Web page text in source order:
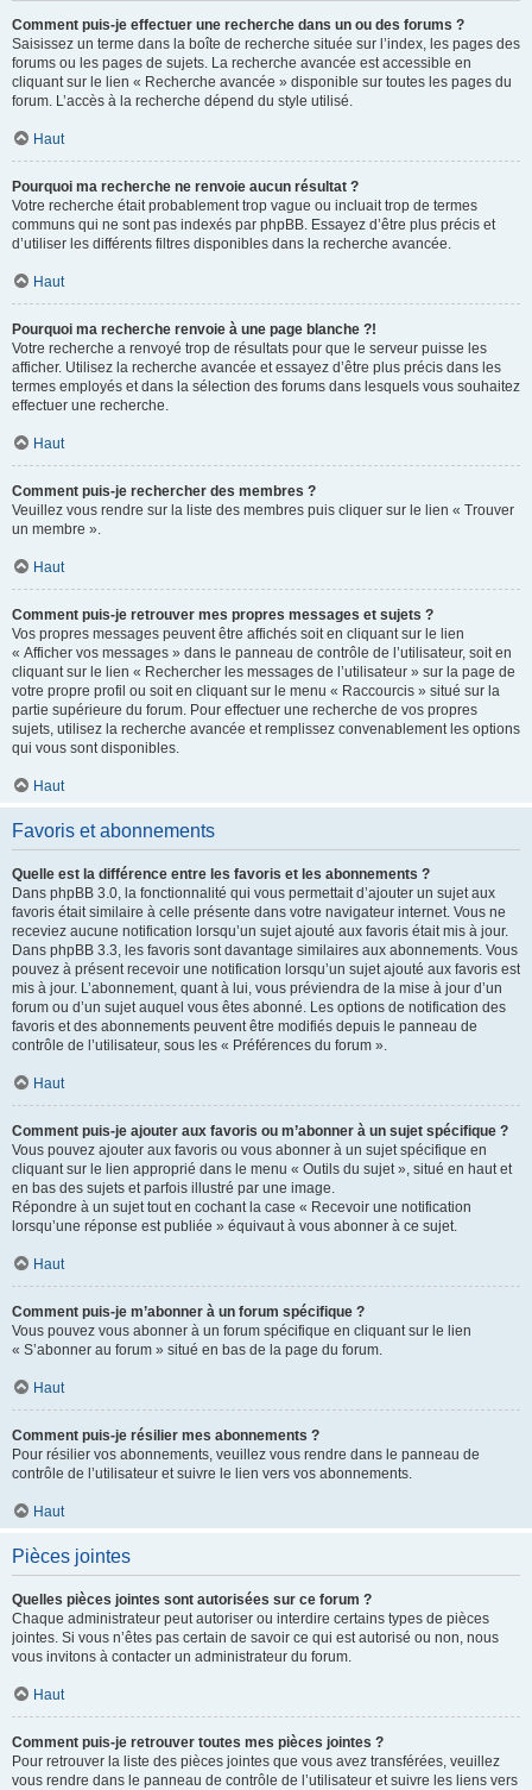
Comment puis-je effectuer une recherche dans un ou des forums ?
Saisissez un terme dans la boîte de recherche située sur l’index, les pages des
forums ou les pages de sujets. La recherche avancée est accessible en
cliquant sur le lien « Recherche avancée » disponible sur toutes les pages du
forum. L’accès à la recherche dépend du style utilisé.
Haut
Pourquoi ma recherche ne renvoie aucun résultat ?
Votre recherche était probablement trop vague ou incluait trop de termes
communs qui ne sont pas indexés par phpBB. Essayez d’être plus précis et
d’utiliser les différents filtres disponibles dans la recherche avancée.
Haut
Pourquoi ma recherche renvoie à une page blanche ?!
Votre recherche a renvoyé trop de résultats pour que le serveur puisse les
afficher. Utilisez la recherche avancée et essayez d’être plus précis dans les
termes employés et dans la sélection des forums dans lesquels vous souhaitez
effectuer une recherche.
Haut
Comment puis-je rechercher des membres ?
Veuillez vous rendre sur la liste des membres puis cliquer sur le lien « Trouver
un membre ».
Haut
Comment puis-je retrouver mes propres messages et sujets ?
Vos propres messages peuvent être affichés soit en cliquant sur le lien
« Afficher vos messages » dans le panneau de contrôle de l’utilisateur, soit en
cliquant sur le lien « Rechercher les messages de l’utilisateur » sur la page de
votre propre profil ou soit en cliquant sur le menu « Raccourcis » situé sur la
partie supérieure du forum. Pour effectuer une recherche de vos propres
sujets, utilisez la recherche avancée et remplissez convenablement les options
qui vous sont disponibles.
Haut
Favoris et abonnements
Quelle est la différence entre les favoris et les abonnements ?
Dans phpBB 3.0, la fonctionnalité qui vous permettait d’ajouter un sujet aux
favoris était similaire à celle présente dans votre navigateur internet. Vous ne
receviez aucune notification lorsqu’un sujet ajouté aux favoris était mis à jour.
Dans phpBB 3.3, les favoris sont davantage similaires aux abonnements. Vous
pouvez à présent recevoir une notification lorsqu’un sujet ajouté aux favoris est
mis à jour. L’abonnement, quant à lui, vous préviendra de la mise à jour d’un
forum ou d’un sujet auquel vous êtes abonné. Les options de notification des
favoris et des abonnements peuvent être modifiés depuis le panneau de
contrôle de l’utilisateur, sous les « Préférences du forum ».
Haut
Comment puis-je ajouter aux favoris ou m’abonner à un sujet spécifique ?
Vous pouvez ajouter aux favoris ou vous abonner à un sujet spécifique en
cliquant sur le lien approprié dans le menu « Outils du sujet », situé en haut et
en bas des sujets et parfois illustré par une image.
Répondre à un sujet tout en cochant la case « Recevoir une notification
lorsqu’une réponse est publiée » équivaut à vous abonner à ce sujet.
Haut
Comment puis-je m’abonner à un forum spécifique ?
Vous pouvez vous abonner à un forum spécifique en cliquant sur le lien
« S’abonner au forum » situé en bas de la page du forum.
Haut
Comment puis-je résilier mes abonnements ?
Pour résilier vos abonnements, veuillez vous rendre dans le panneau de
contrôle de l’utilisateur et suivre le lien vers vos abonnements.
Haut
Pièces jointes
Quelles pièces jointes sont autorisées sur ce forum ?
Chaque administrateur peut autoriser ou interdire certains types de pièces
jointes. Si vous n’êtes pas certain de savoir ce qui est autorisé ou non, nous
vous invitons à contacter un administrateur du forum.
Haut
Comment puis-je retrouver toutes mes pièces jointes ?
Pour retrouver la liste des pièces jointes que vous avez transférées, veuillez
vous rendre dans le panneau de contrôle de l’utilisateur et suivre les liens vers